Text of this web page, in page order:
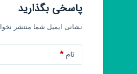
پاسخی بگذارید
نشانی ایمیل شما منتشر
نام*